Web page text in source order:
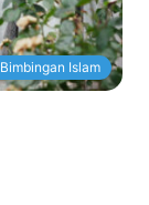
Bimbingan Islam